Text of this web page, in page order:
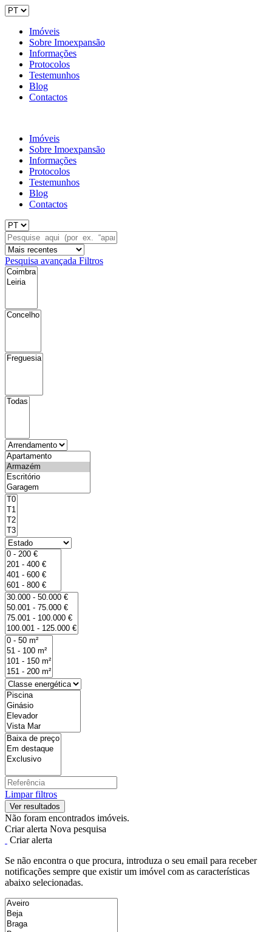
Imóveis
Sobre Imoexpansão
Informações
Protocolos
Testemunhos
Blog
Contactos
Imóveis
Sobre Imoexpansão
Informações
Protocolos
Testemunhos
Blog
Contactos
Pesquisa avançada Filtros
Limpar filtros
Não foram encontrados imóveis.
Criar alerta Nova pesquisa
Criar alerta
Se não encontra o que procura, introduza o seu email para receber
notificações sempre que existir um imóvel com as características
abaixo selecionadas.